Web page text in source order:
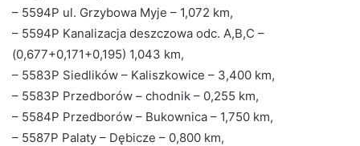
– 5594P ul. Grzybowa Myje – 1,072 km,
– 5594P Kanalizacja deszczowa odc. A,B,C –
(0,677+0,171+0,195) 1,043 km,
– 5583P Siedlików – Kaliszkowice – 3,400 km,
– 5583P Przedborów – chodnik – 0,255 km,
– 5584P Przedborów – Bukownica – 1,750 km,
– 5587P Palaty – Dębicze – 0,800 km,